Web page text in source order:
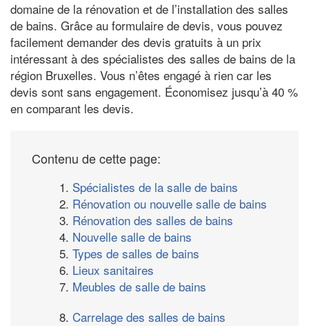
domaine de la rénovation et de l’installation des salles
de bains. Grâce au formulaire de devis, vous pouvez
facilement demander des devis gratuits à un prix
intéressant à des spécialistes des salles de bains de la
région Bruxelles. Vous n’êtes engagé à rien car les
devis sont sans engagement. Économisez jusqu’à 40 %
en comparant les devis.
Contenu de cette page:
1. Spécialistes de la salle de bains
2. Rénovation ou nouvelle salle de bains
3. Rénovation des salles de bains
4. Nouvelle salle de bains
5. Types de salles de bains
6. Lieux sanitaires
7. Meubles de salle de bains
8. Carrelage des salles de bains